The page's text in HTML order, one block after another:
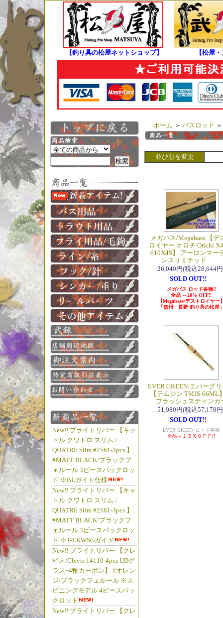
【釣り具の松屋ネットショップ】 【松屋
New!! ブライトリバー 【キャ
トル クワトロ スリム /
QUATRE Slim #2561-3pcs 】
#MATT BLACK/ブラックフ
ェルール 3ピースパックロッ
ド ※BLガイド仕様
New!! ブライトリバー 【キャ
トル クワトロ スリム /
QUATRE Slim #2561-3pcs 】
#MATT BLACK/ブラックフ
ェルール 3ピースパックロッ
ド ※T-LKWSGガイド
New!! ブライトリバー 【クレ
ビス/Clevis 14110-4pcs UDグ
ラス+4軸カーボン】 #オレン
ジ/ブラックフェルール ※ス
ピニングモデル 4ピースパッ
クロッド
New!! ブライトリバー 【クレ
ホーム ＞ バスロッド
並び順を変更
メガバス/Megabass 【デ
ロイヤー オロチ Orichi
610X4S】 アーロンマー
ンスリミテッド
26,040円(税込28,644
SOLD OUT!!
メガバス ロッド各種!!
全品 ～20% OFF!!
【Megabass/デストロイヤー
「信州・長野 釣り具の松屋
EVER GREEN/エバーグ
【テムジン TMJS-
ブラッシュスティンガ
51,980円(税込57,178
SOLD OUT!!
EVER GREEN ロッド各種
全品～１５％ＯＦＦ!!